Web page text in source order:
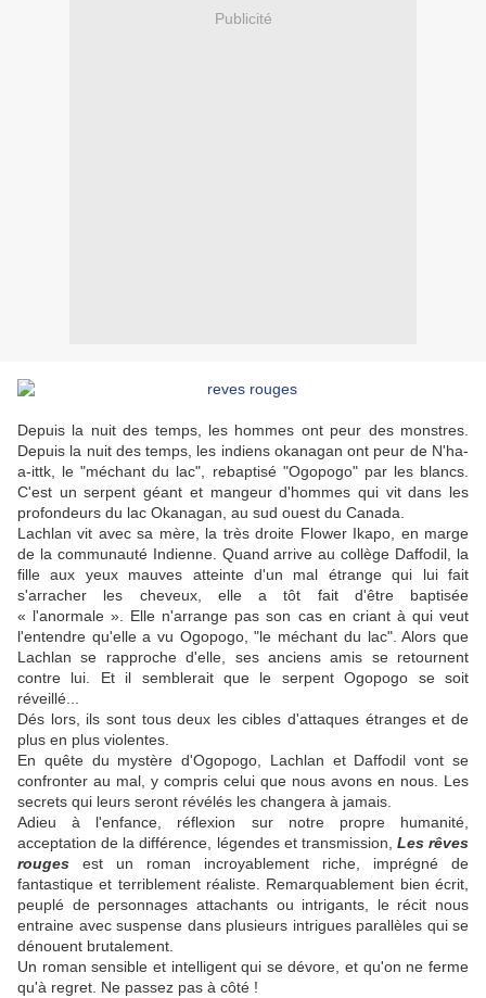
Publicité
Depuis la nuit des temps, les hommes ont peur des monstres.
Depuis la nuit des temps, les indiens okanagan ont peur de N'ha-
a-ittk, le "méchant du lac", rebaptisé "Ogopogo" par les blancs.
C'est un serpent géant et mangeur d'hommes qui vit dans les
profondeurs du lac Okanagan, au sud ouest du Canada.
Lachlan vit avec sa mère, la très droite Flower Ikapo, en marge
de la communauté Indienne. Quand arrive au collège Daffodil, la
fille aux yeux mauves atteinte d'un mal étrange qui lui fait
s'arracher les cheveux, elle a tôt fait d'être baptisée
« l'anormale ». Elle n'arrange pas son cas en criant à qui veut
l'entendre qu'elle a vu Ogopogo, "le méchant du lac". Alors que
Lachlan se rapproche d'elle, ses anciens amis se retournent
contre lui. Et il semblerait que le serpent Ogopogo se soit
réveillé...
Dés lors, ils sont tous deux les cibles d'attaques étranges et de
plus en plus violentes.
En quête du mystère d'Ogopogo, Lachlan et Daffodil vont se
confronter au mal, y compris celui que nous avons en nous. Les
secrets qui leurs seront révélés les changera à jamais.
Adieu à l'enfance, réflexion sur notre propre humanité,
acceptation de la différence, légendes et transmission, Les rêves
rouges est un roman incroyablement riche, imprégné de
fantastique et terriblement réaliste. Remarquablement bien écrit,
peuplé de personnages attachants ou intrigants, le récit nous
entraine avec suspense dans plusieurs intrigues parallèles qui se
dénouent brutalement.
Un roman sensible et intelligent qui se dévore, et qu'on ne ferme
qu'à regret. Ne passez pas à côté !